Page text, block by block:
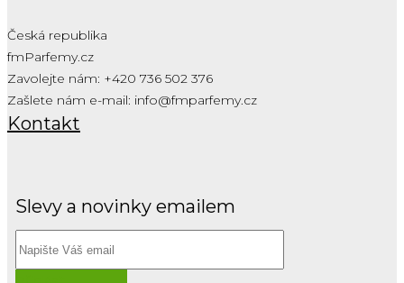
Česká republika
fmParfemy.cz
Zavolejte nám: +420 736 502 376
Zašlete nám e-mail: info@fmparfemy.cz
Kontakt
Slevy a novinky emailem